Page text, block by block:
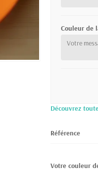
Couleur de
Découvrez
Référence
Votre couleur